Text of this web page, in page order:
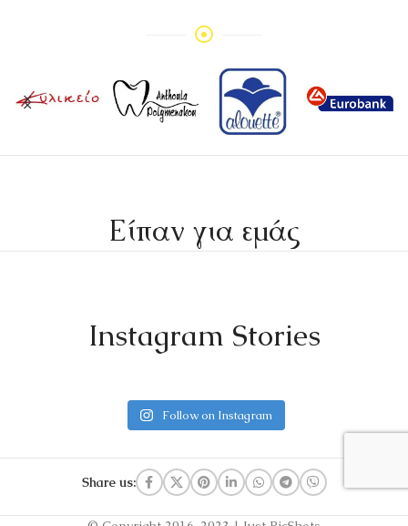
Είπαν για εμάς
Instagram Stories
Follow on Instagram
Share us: